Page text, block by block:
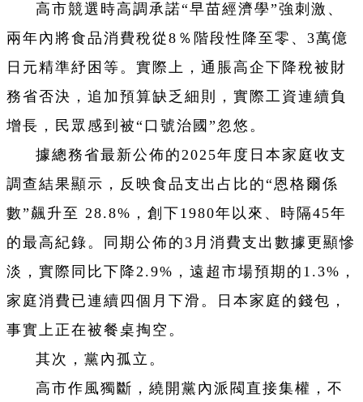
高市競選時高調承諾“早苗經濟學”強刺激、
兩年內將食品消費稅從8％階段性降至零、3萬億
日元精準紓困等。實際上，通脹高企下降稅被財
務省否決，追加預算缺乏細則，實際工資連續負
增長，民眾感到被“口號治國”忽悠。
據總務省最新公佈的2025年度日本家庭收支
調查結果顯示，反映食品支出占比的“恩格爾係
數”飆升至 28.8%，創下1980年以來、時隔45年
的最高紀錄。同期公佈的3月消費支出數據更顯慘
淡，實際同比下降2.9%，遠超市場預期的1.3%，
家庭消費已連續四個月下滑。日本家庭的錢包，
事實上正在被餐桌掏空。
其次，黨內孤立。
高市作風獨斷，繞開黨內派閥直接集權，不